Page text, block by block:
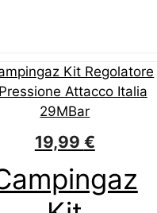
19,99 €